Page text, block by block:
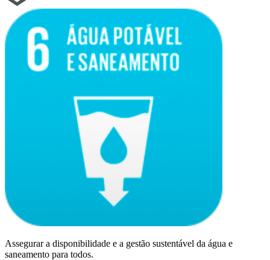
Assegurar a disponibilidade e a gestão sustentável da água e
saneamento para todos.